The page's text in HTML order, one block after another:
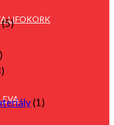
LIFOKORK
EVA
(5)
(1)